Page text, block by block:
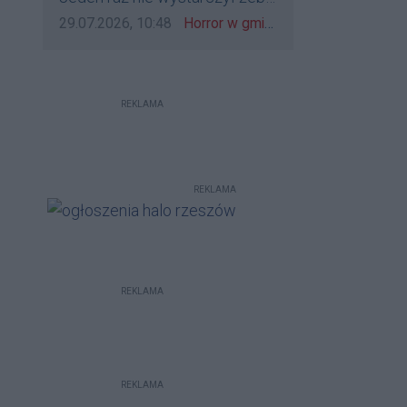
bo to zagorzali pisowcy
go zatrzymać?
Data dodania komentarza:
29.07.2026, 10:48 Źródło komentarza:
Horror w gminie Łańcut. Mieszkaniec Rzeszowa terroryzował rodzinę nożem i zaatakował policjantów! [VIDEO]
REKLAMA
REKLAMA
REKLAMA
REKLAMA